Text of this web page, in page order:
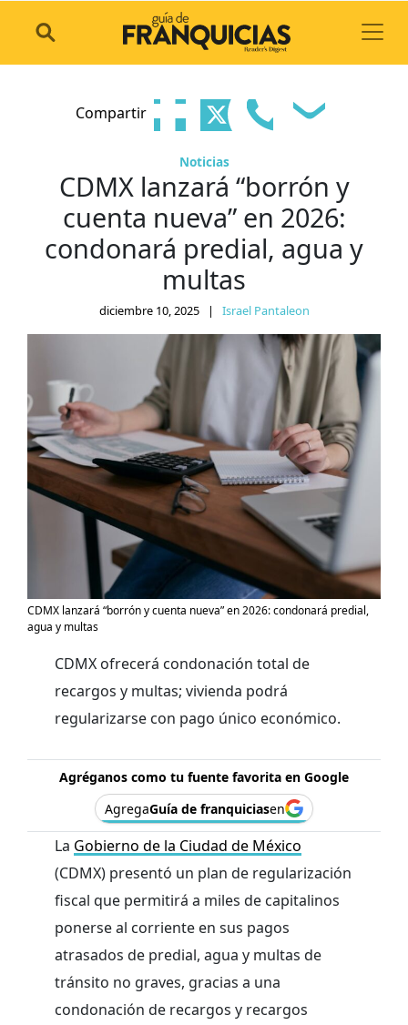
Compartir
Noticias
CDMX lanzará “borrón y
cuenta nueva” en 2026:
condonará predial, agua y
multas
diciembre 10, 2025 | Israel Pantaleon
CDMX lanzará “borrón y cuenta nueva” en 2026: condonará predial,
agua y multas
CDMX ofrecerá condonación total de
recargos y multas; vivienda podrá
regularizarse con pago único económico.
Agréganos como tu fuente favorita en Google
AgregaGuía de franquiciasen
La Gobierno de la Ciudad de México
(CDMX) presentó un plan de regularización
fiscal que permitirá a miles de capitalinos
ponerse al corriente en sus pagos
atrasados de predial, agua y multas de
tránsito no graves, gracias a una
condonación de recargos y recargos